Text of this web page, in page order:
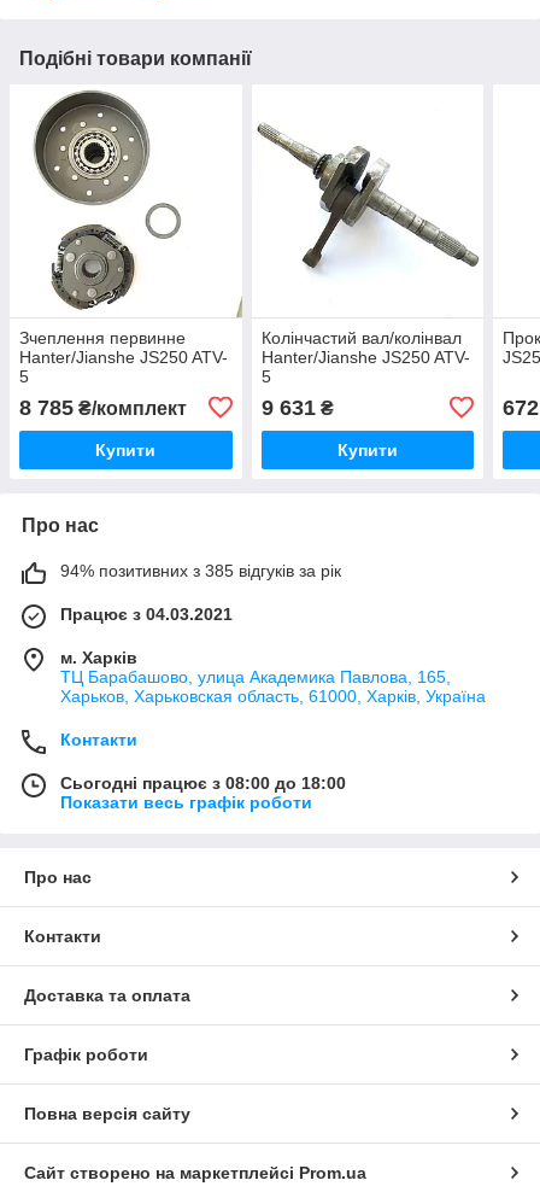
Подібні товари компанії
Зчеплення первинне
Hanter/Jianshe JS250 ATV-
5
8 785 ₴/комплект
Купити
Колінчастий вал/колінвал
Hanter/Jianshe JS250 ATV-
5
9 631₴
Купити
672
Про нас
94% позитивних з 385 відгуків за рік
Працює з 04.03.2021
м. Харків
ТЦ Барабашово, улица Академика Павлова, 165,
Харьков, Харьковская область, 61000, Харків, Україна
Контакти
Сьогодні працює з 08:00 до 18:00
Показати весь графік роботи
Про нас
Контакти
Доставка та оплата
Графік роботи
Повна версія сайту
Сайт створено на маркетплейсі Prom.ua